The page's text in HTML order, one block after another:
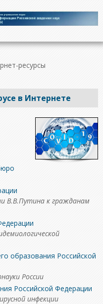
ресурсы
в Интернете
В.В.Путина к гражданам
образования Российской
России
Российской Федерации
инфекции